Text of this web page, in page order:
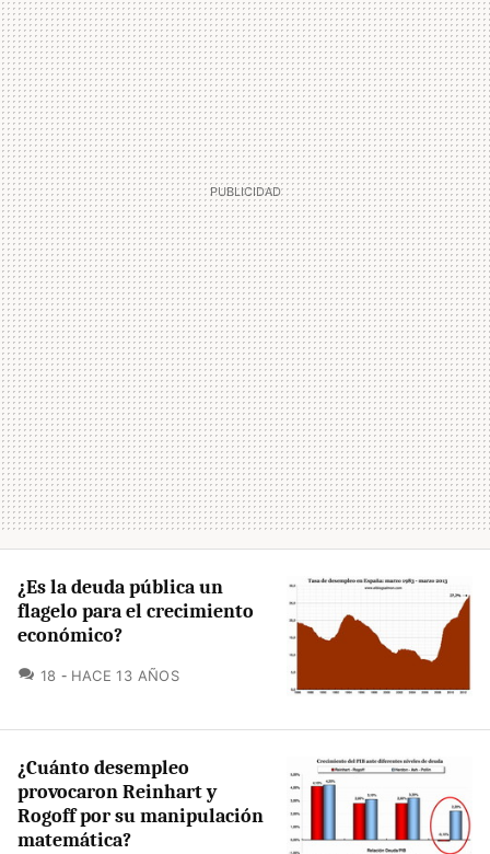
¿Es la deuda pública un
flagelo para el crecimiento
económico?
18 COMENTARIOS
HACE 13 AÑOS
¿Cuánto desempleo
provocaron Reinhart y
Rogoff por su manipulación
matemática?